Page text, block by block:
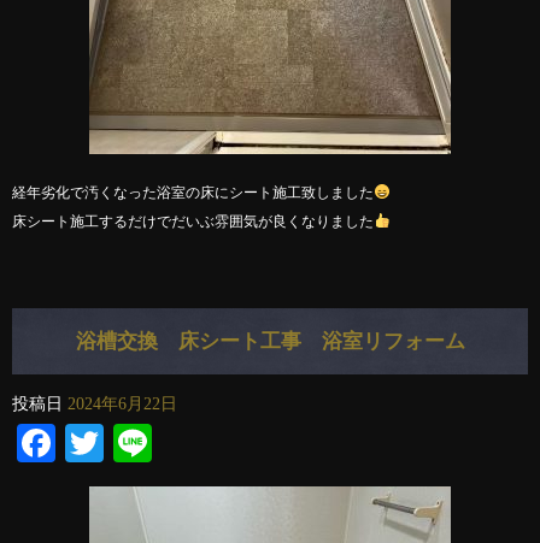
経年劣化で汚くなった浴室の床にシート施工致しました
床シート施工するだけでだいぶ雰囲気が良くなりました
浴槽交換 床シート工事 浴室リフォーム
投稿日 2024年6月22日
Facebook
Twitter